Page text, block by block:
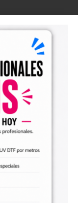
creativa sin
garantía de
las tintas
lo que
y una
productos